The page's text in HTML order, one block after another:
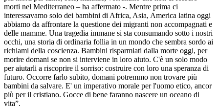
morti nel Mediterraneo – ha affermato -. Mentre prima ci
interessavamo solo dei bambini di Africa, Asia, America latina oggi
abbiamo da affrontare la questione dei migranti non accompagnati e
delle mamme. Una tragedia immane si sta consumando sotto i nostri
occhi, una storia di ordinaria follia in un mondo che sembra sordo ai
richiami della coscienza. Bambini risparmiati dalla morte oggi, per
morire domani se non si interviene in loro aiuto. C'è un solo modo
per aiutarli a riscoprire il sorriso: costruire con loro una speranza di
futuro. Occorre farlo subito, domani potremmo non trovare più
bambini da salvare. E' un imperativo morale per l'uomo etico, ancor
più per il cristiano. Gocce di bene faranno nascere un oceano di
vita”.